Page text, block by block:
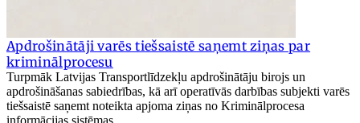
Apdrošinātāji varēs tiešsaistē saņemt ziņas par
kriminālprocesu
Turpmāk Latvijas Transportlīdzekļu apdrošinātāju birojs un
apdrošināšanas sabiedrības, kā arī operatīvās darbības subjekti varēs
tiešsaistē saņemt noteikta apjoma ziņas no Kriminālprocesa
informācijas sistēmas.